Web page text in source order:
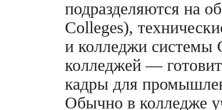
подразделяются на
Colleges),
и колледжи системы
колледжей —
кадры для
Обычно в колледже